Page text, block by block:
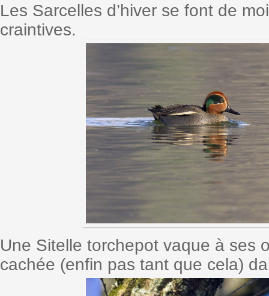
Les Sarcelles d’hiver se font de
craintives.
Une Sitelle torchepot vaque à ses
cachée (enfin pas tant que cela)